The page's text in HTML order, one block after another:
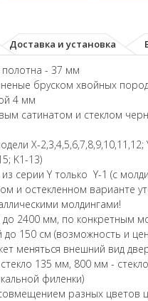
Доставка и установка
- 37 мм
бруском хвойных
4 мм
сатинатом и стеклом
Х-2,3,4,5,6,7,8,9,10,11,12;
K1-13)
серии Y только Y-1 (с
и остекленном варианте
молдингами!
2400 мм, по конкретным
150 см (возможность и
меняться внешний вид
135 мм, 800 мм -
филенки)
разных цветов